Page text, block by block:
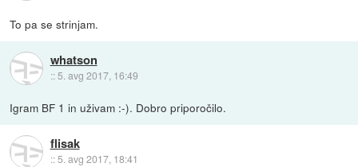
To pa se strinjam.
whatson
:: 5. avg 2017, 16:49
Igram BF 1 in uživam :-). Dobro priporočilo.
flisak
::5. avg 2017, 18:41